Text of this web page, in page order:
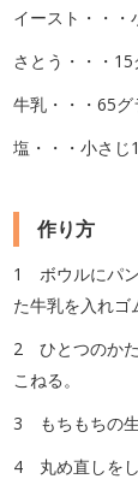
イースト・・・
さとう・・・15
牛乳・・・65
塩・・・小さじ
作り方
1 ボウルにパン
た牛乳を入れゴ
2 ひとつのか
こねる。
3 もちもちの生
4 丸め直しを